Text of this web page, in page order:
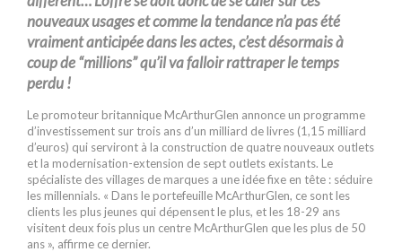
nouveaux usages et comme la tendance n’a pas été
vraiment anticipée dans les actes, c’est désormais à
coup de “millions” qu’il va falloir rattraper le temps
perdu !
Le promoteur britannique McArthurGlen annonce un programme
d’investissement sur trois ans d’un milliard de livres (1,15 milliard
d’euros) qui serviront à la construction de quatre nouveaux outlets
et la modernisation-extension de sept outlets existants. Le
spécialiste des villages de marques a une idée fixe en tête : séduire
les millennials. « Dans le portefeuille McArthurGlen, ce sont les
clients les plus jeunes qui dépensent le plus, et les 18-29 ans
visitent deux fois plus un centre McArthurGlen que les plus de 50
ans », affirme ce dernier.